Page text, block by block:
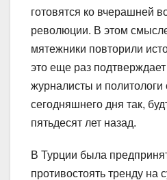
готовятся ко вчерашней
революции. В этом
мятежники повторили
это еще раз
журналисты и
сегодняшнего дня так,
пятьдесят лет назад.
В Турции была
противостоять тренду на